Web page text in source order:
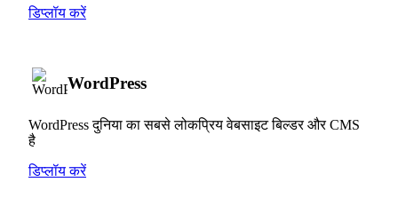
डिप्लॉय करें
WordPress
WordPress दुनिया का सबसे लोकप्रिय वेबसाइट बिल्डर और CMS
है
डिप्लॉय करें